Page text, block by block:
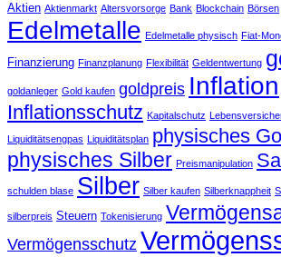
Aktien Aktienmarkt Altersvorsorge Bank Blockchain Börsen
Edelmetalle Edelmetalle physisch Fiat-
Finanzierung Finanzplanung Flexibilität Geldentwertung
goldanleger Gold kaufen goldpreis Inflation
Inflationsschutz Kapitalschutz
Liquiditätsengpas Liquiditätsplan physisches
physisches Silber Preismanipulation
schulden blase Silber Silber kaufen Silberknappheit
silberpreis Steuern Tokenisierung
Vermögensschutz